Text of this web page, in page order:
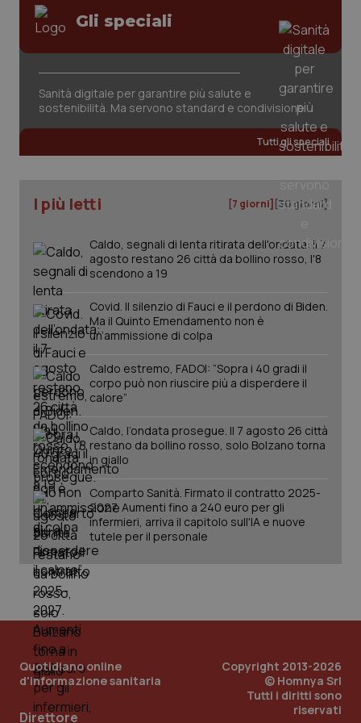
Gli speciali
Sanità digitale per garantire più salute e
sostenibilità. Ma servono standard e condivisione
Tutti gli speciali
I più letti [7 giorni] [30 giorni]
Caldo, segnali di lenta ritirata dell'ondata: il 7
agosto restano 26 città da bollino rosso, l'8
scendono a 19
Covid. Il silenzio di Fauci e il perdono di Biden.
Ma il Quinto Emendamento non è
un’ammissione di colpa
Caldo estremo, FADOI: “Sopra i 40 gradi il
corpo può non riuscire più a disperdere il
calore”
Caldo, l’ondata prosegue. Il 7 agosto 26 città
restano da bollino rosso, solo Bolzano torna
in giallo
Comparto Sanità. Firmato il contratto 2025-
2027. Aumenti fino a 240 euro per gli
infermieri, arriva il capitolo sull'IA e nuove
tutele per il personale
Quotidiano online
d'informazione sanitaria
Direttore
Copyright 2013-2026
© Homnya Srl
Tutti i diritti sono
riservati
CookieScriptConsent
CookieScript
www.quotidianosanita.it
tracking-enable
tracking-sites-ironfish-
session-id
www.quotidianosanita.it
_ga
.quotidianosanita.it